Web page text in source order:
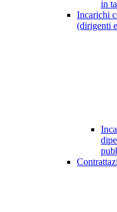
in
Incarichi
(dirigenti